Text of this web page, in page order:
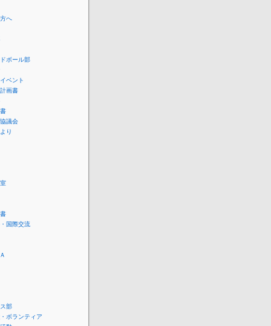
へ
ボール部
ベント
画書
議会
り
国際交流
部
ボランティア